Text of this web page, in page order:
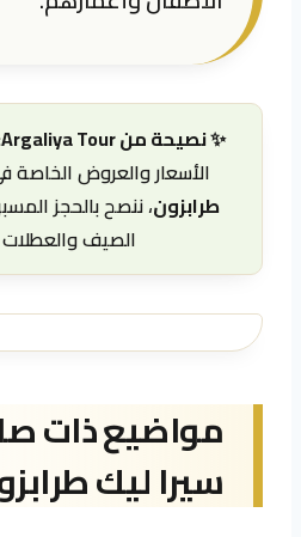
✨ نصيحة من Argaliya Tour:
الأسعار والعروض الخاصة
طرابزون، ننصح بالحجز
الصيف
مواضيع ذات
سيرا ليك